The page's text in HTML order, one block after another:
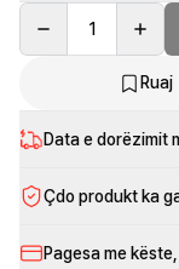
1
Ruaj
Data e dorëzimit
Çdo produkt ka
Pagesa me